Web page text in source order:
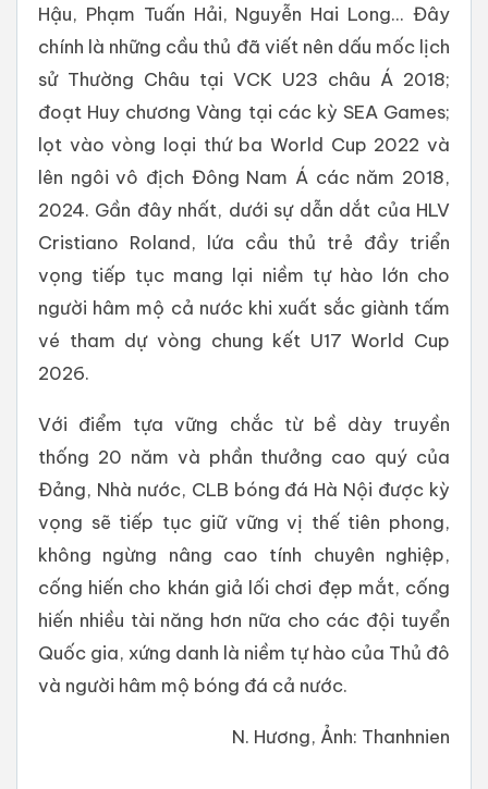
Hậu, Phạm Tuấn Hải, Nguyễn Hai Long... Đây
chính là những cầu thủ đã viết nên dấu mốc lịch
sử Thường Châu tại VCK U23 châu Á 2018;
đoạt Huy chương Vàng tại các kỳ SEA Games;
lọt vào vòng loại thứ ba World Cup 2022 và
lên ngôi vô địch Đông Nam Á các năm 2018,
2024. Gần đây nhất, dưới sự dẫn dắt của HLV
Cristiano Roland, lứa cầu thủ trẻ đầy triển
vọng tiếp tục mang lại niềm tự hào lớn cho
người hâm mộ cả nước khi xuất sắc giành tấm
vé tham dự vòng chung kết U17 World Cup
2026.
Với điểm tựa vững chắc từ bề dày truyền
thống 20 năm và phần thưởng cao quý của
Đảng, Nhà nước, CLB bóng đá Hà Nội được kỳ
vọng sẽ tiếp tục giữ vững vị thế tiên phong,
không ngừng nâng cao tính chuyên nghiệp,
cống hiến cho khán giả lối chơi đẹp mắt, cống
hiến nhiều tài năng hơn nữa cho các đội tuyển
Quốc gia, xứng danh là niềm tự hào của Thủ đô
và người hâm mộ bóng đá cả nước.
N. Hương, Ảnh: Thanhnien